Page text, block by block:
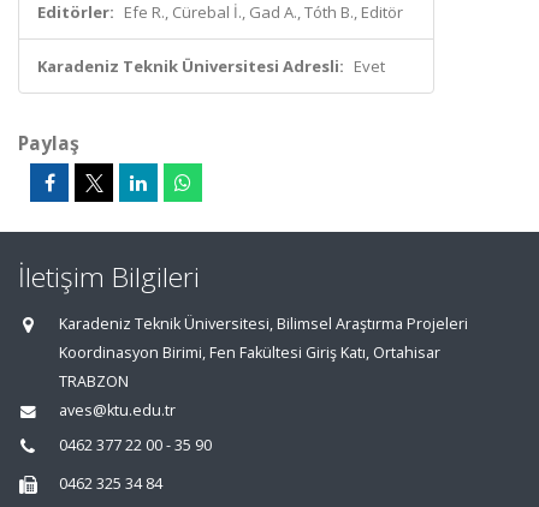
Editörler: Efe R., Cürebal İ., Gad A., Tóth B., Editör
Karadeniz Teknik Üniversitesi Adresli: Evet
Paylaş
İletişim Bilgileri
Karadeniz Teknik Üniversitesi, Bilimsel Araştırma Projeleri
Koordinasyon Birimi, Fen Fakültesi Giriş Katı, Ortahisar
TRABZON
aves@ktu.edu.tr
0462 377 22 00 - 35 90
0462 325 34 84